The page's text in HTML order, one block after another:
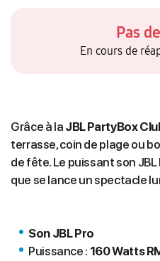
Pas
En cours de
Grâce à la JBL PartyBox
terrasse, coin de plage ou
de fête. Le puissant son
que se lance un spectacle
Son JBL Pro
Puissance : 160 Watts